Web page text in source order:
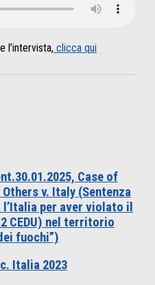
l’intervista, clicca qui
Case of
v. Italy (Sentenza
per aver violato il
CEDU) nel territorio
fuochi”)
c. Italia 2023